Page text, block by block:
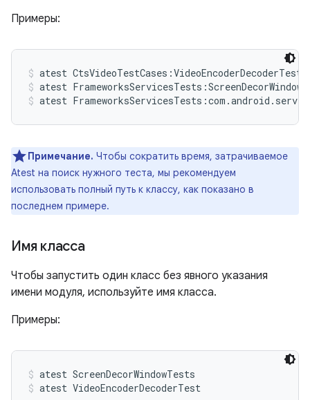
Примеры:
atest CtsVideoTestCases:VideoEncoderDecoderTest
atest
atest
Примечание. Чтобы сократить время, затрачиваемое
Atest на поиск нужного теста, мы рекомендуем
использовать полный путь к классу, как показано в
последнем примере.
Имя класса
Чтобы запустить один класс без явного указания
имени модуля, используйте имя класса.
Примеры:
atest ScreenDecorWindowTests
atest VideoEncoderDecoderTest